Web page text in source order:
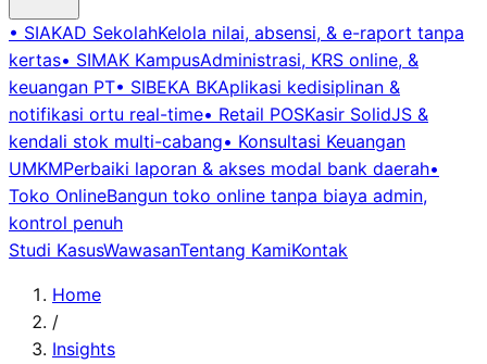
• SIAKAD SekolahKelola nilai, absensi, & e-raport tanpa
kertas• SIMAK KampusAdministrasi, KRS online, &
keuangan PT• SIBEKA BKAplikasi kedisiplinan &
notifikasi ortu real-time• Retail POSKasir SolidJS &
kendali stok multi-cabang• Konsultasi Keuangan
UMKMPerbaiki laporan & akses modal bank daerah•
Toko OnlineBangun toko online tanpa biaya admin,
kontrol penuh
Studi KasusWawasanTentang KamiKontak
Home
/
Insights